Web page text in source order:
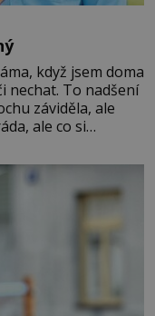
když jsem doma
nechat. To nadšení
záviděla, ale
ale co si
doba, když